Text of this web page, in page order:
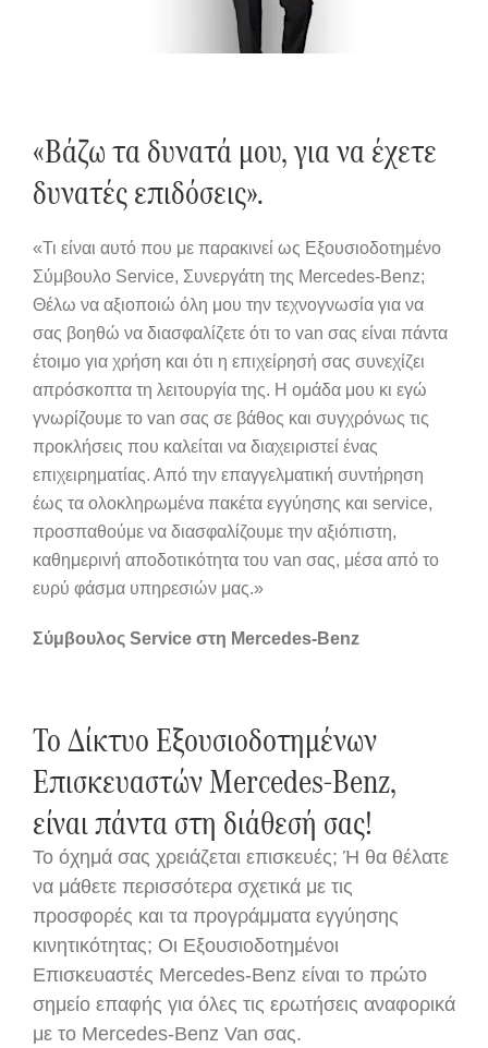
«Βάζω τα δυνατά μου, για να έχετε
δυνατές επιδόσεις».
«Τι είναι αυτό που με παρακινεί ως Εξουσιοδοτημένο
Σύμβουλο Service, Συνεργάτη της Mercedes-Benz;
Θέλω να αξιοποιώ όλη μου την τεχνογνωσία για να
σας βοηθώ να διασφαλίζετε ότι το van σας είναι πάντα
έτοιμο για χρήση και ότι η επιχείρησή σας συνεχίζει
απρόσκοπτα τη λειτουργία της. Η ομάδα μου κι εγώ
γνωρίζουμε το van σας σε βάθος και συγχρόνως τις
προκλήσεις που καλείται να διαχειριστεί ένας
επιχειρηματίας. Από την επαγγελματική συντήρηση
έως τα ολοκληρωμένα πακέτα εγγύησης και service,
προσπαθούμε να διασφαλίζουμε την αξιόπιστη,
καθημερινή αποδοτικότητα του van σας, μέσα από το
ευρύ φάσμα υπηρεσιών μας.»
Σύμβουλος Service στη Mercedes-Benz
Το Δίκτυο Εξουσιοδοτημένων
Επισκευαστών Mercedes-Benz,
είναι πάντα στη διάθεσή σας!
Το όχημά σας χρειάζεται επισκευές; Ή θα θέλατε
να μάθετε περισσότερα σχετικά με τις
προσφορές και τα προγράμματα εγγύησης
κινητικότητας; Οι Εξουσιοδοτημένοι
Επισκευαστές Mercedes-Benz είναι το πρώτο
σημείο επαφής για όλες τις ερωτήσεις αναφορικά
με το Mercedes-Benz Van σας.